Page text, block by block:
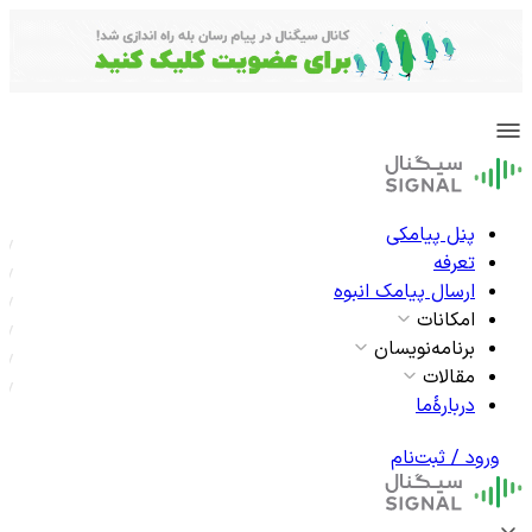
پنل پیامکی
تعرفه
ارسال پیامک انبوه
امکانات
برنامه‌نویسان
مقالات
دربارۀما
ورود / ثبت‌نام